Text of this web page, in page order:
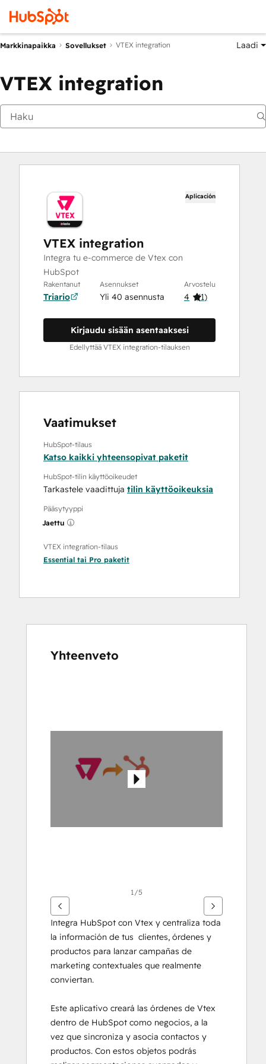
Markkinapaikka Sovellukset VTEX integration Laadi
VTEX integration
Aplicación
VTEX integration
Integra tu e-commerce de Vtex con
HubSpot
Rakentanut
Triario
Asennukset
Yli 40 asennusta
Arvostelu
4 (1)
Kirjaudu sisään asentaaksesi
Edellyttää VTEX integration-tilauksen
Vaatimukset
HubSpot-tilaus
Katso kaikki yhteensopivat paketit
HubSpot-tilin käyttöoikeudet
Tarkastele vaadittuja tilin käyttöoikeuksia
Pääsytyyppi
Jaettu
VTEX integration-tilaus
Essential tai Pro paketit
Yhteenveto
1/5
Integra HubSpot con Vtex y centraliza toda
la información de tus  clientes, órdenes y
productos para lanzar campañas de
marketing contextuales que realmente
conviertan.
Este aplicativo creará las órdenes de Vtex
dentro de HubSpot como negocios, a la
vez que sincroniza y asocia contactos y
productos. Con estos objetos podrás